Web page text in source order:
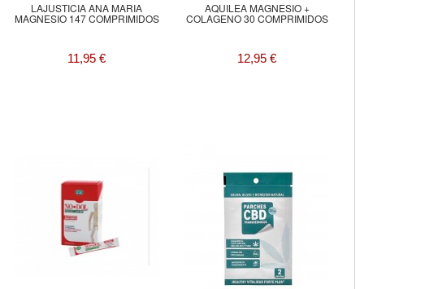
LAJUSTICIA ANA MARIA
MAGNESIO 147 COMPRIMIDOS
11,95 €
AQUILEA MAGNESIO +
COLAGENO 30 COMPRIMIDOS
12,95 €